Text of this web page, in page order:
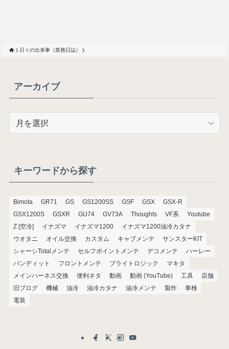
日々の出来事（業務日誌）
アーカイブ
ブキーワードから探す
Bimota GR71 GS GS1200SS GSF GSX
GSX-R
GSX1200S
GSXR GU74 GV73A Thoughts VF系
Youtube
Z [空冷]
イナズマ イナズマ1200
イナズマ1200油冷カタナ
ウオタニ
オイル交換 カスタム キャブメンテ
サンスターKIT
シャーシTotalメンテ
セルフポイントメンテ デコメンテ
ハーレー
バンディット
フロントメンテ ブライトロジック
マキタ
メインハーネス交換
便利ネタ 動画 動画 (YouTube) 工具
店舗
旧ブログ
機械 油冷 油冷カタナ 油冷メンテ 製作
車検
電装